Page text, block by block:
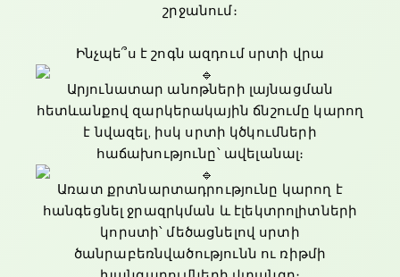
շրջանում։
Ինչպե՞ս է շոգն ազդում սրտի վրա
Արյունատար անոթների լայնացման
հետևանքով զարկերակային ճնշումը կարող
է նվազել, իսկ սրտի կծկումների
հաճախությունը՝ ավելանալ։
Առատ քրտնարտադրությունը կարող է
հանգեցնել ջրազրկման և էլեկտրոլիտների
կորստի՝ մեծացնելով սրտի
ծանրաբեռնվածությունն ու ռիթմի